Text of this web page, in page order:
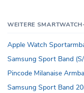
WEITERE
Apple Watch
Samsung Sport Band
Pincode Milanaise
Samsung Sport Band